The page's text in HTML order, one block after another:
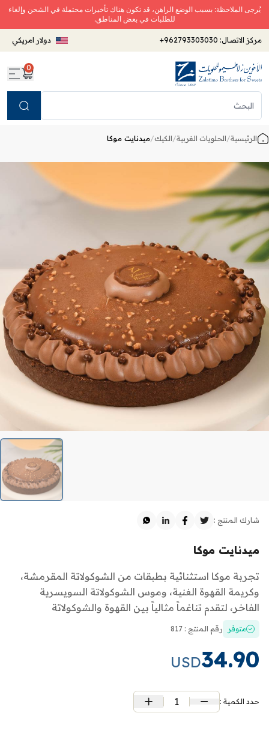
يُرجى الملاحظة: بسبب الوضع الراهن، قد تكون هناك تأخيرات محتملة في الشحن وإلغاء
للطلبات في بعض المناطق.
مركز الاتصال: +962793303030 دولار امريكي
0
الرئيسية/الحلويات الغربية/الكيك/ميدنايت موكا
شارك المنتج :
ميدنايت موكا
تجربة موكا استثنائية بطبقات من الشوكولاتة المقرمشة،
وكريمة القهوة الغنية، وموس الشوكولاتة السويسرية
الفاخر، لتقدم تناغماً مثالياً بين القهوة والشوكولاتة
متوفر رقم المنتج : 817
34.90
USD
حدد الكمية : 1